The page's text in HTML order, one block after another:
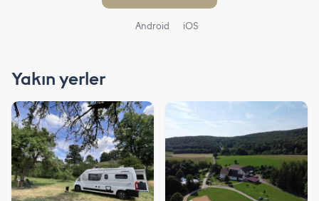
Android iOS
Yakın yerler